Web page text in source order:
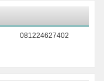
081224627402